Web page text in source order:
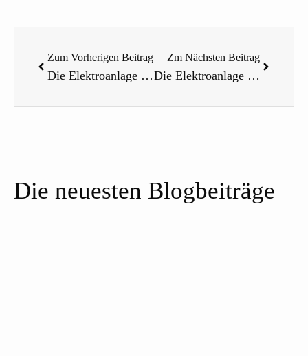
Zum Vorherigen Beitrag
Die Elektroanlage Teil 2 – Solaranlage
Zm Nächsten Beitrag
Die Elektroanlage Teil 4 – Außenstrom und Verbindung zum Führerhaus
Die neuesten Blogbeiträge